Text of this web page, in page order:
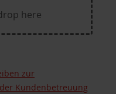
here
zur
Kundenbetreuung